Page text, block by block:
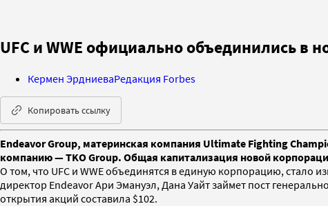
UFC и WWE официально объединились в
Кермен ЭрдниеваРедакция Forbes
Копировать ссылку
Endeavor Group, материнская компания Ultimate Fighting
компанию — TKO Group. Общая капитализация новой
О том, что UFC и WWE объединятся в единую корпорацию, стало
директор Endeavor Ари Эмануэл, Дана Уайт займет пост
открытия акций составила $102.